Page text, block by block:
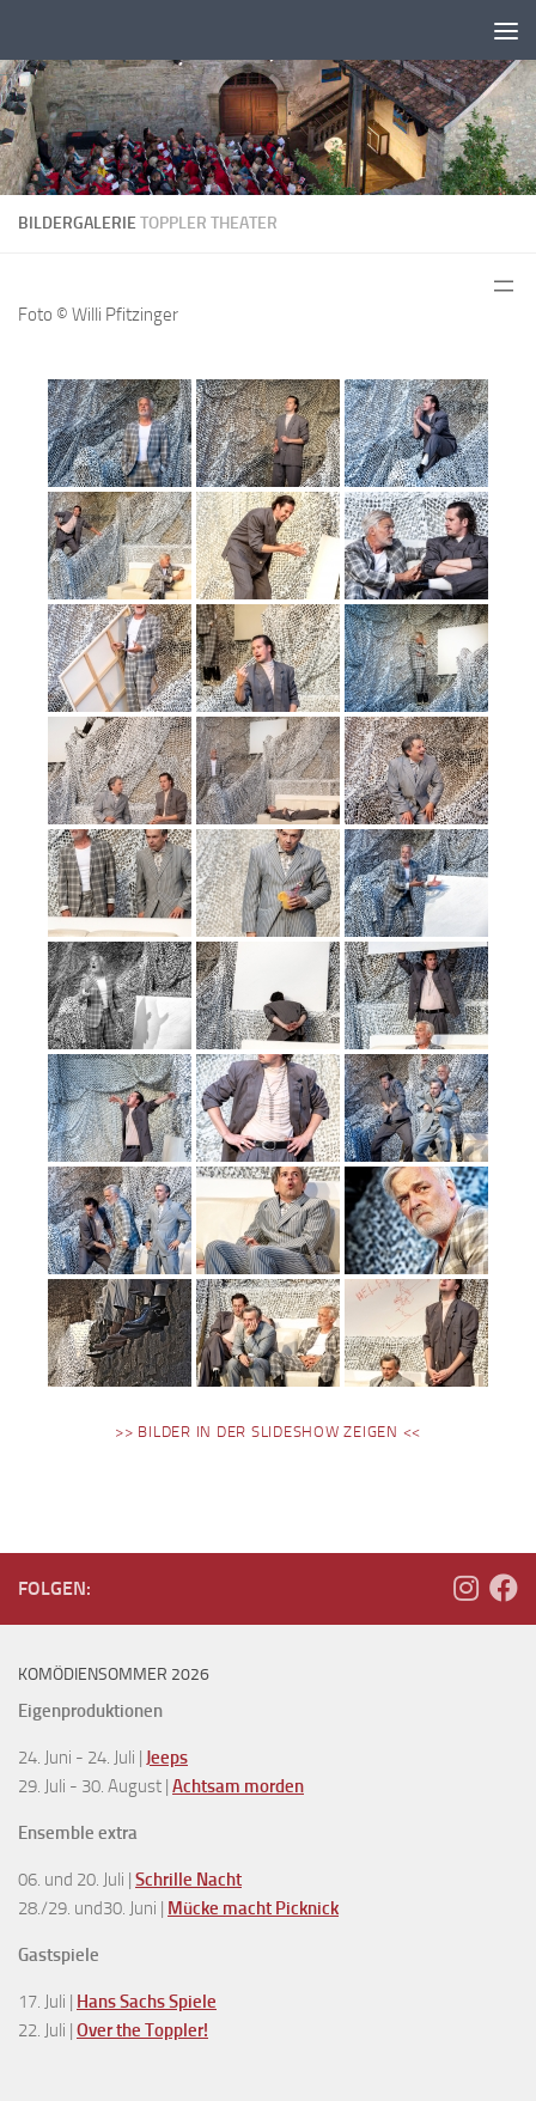
BILDERGALERIETOPPLER THEATER
Foto © Willi Pfitzinger
>> BILDER IN DER SLIDESHOW ZEIGEN <<
FOLGEN:
KOMÖDIENSOMMER 2026
Eigenproduktionen
24. Juni - 24. Juli | Jeeps
29. Juli - 30. August | Achtsam morden
Ensemble extra
06. und 20. Juli | Schrille Nacht
28./29. und30. Juni | Mücke macht Picknick
Gastspiele
17. Juli | Hans Sachs Spiele
22. Juli | Over the Toppler!